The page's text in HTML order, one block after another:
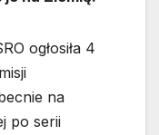
ogłosiła 4
na
po serii